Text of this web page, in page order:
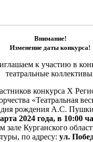
Внимание!
Изменение даты конкурса!
к участию в
театральные
конкурса X
«Театральная
рождения А.С.
2024 года, в 10:00
зале Курганского
по адресу: ул.